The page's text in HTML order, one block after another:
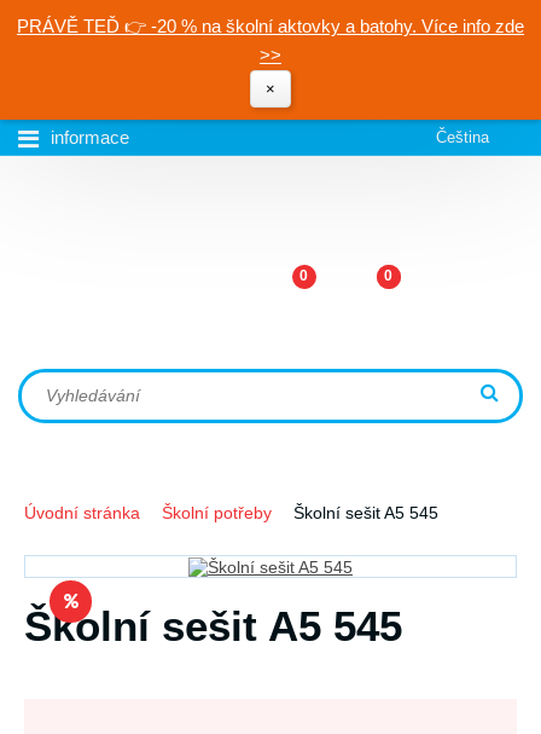
PRÁVĚ TEĎ 👉 -20 % na školní aktovky a batohy. Více info zde
>>
×
informace Čeština
0 0
Úvodní stránka Školní potřeby Školní sešit A5 545
Školní sešit A5 545